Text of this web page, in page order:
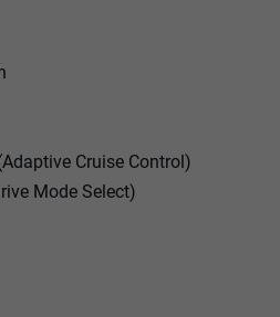
Cruise Control)
Mode Select)